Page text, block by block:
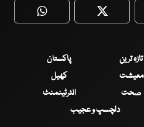
WhatsApp Twitter
تازہ ترین
پاکستان
معیشت
کھیل
صحت
انٹرٹینمنٹ
دلچسپ و عجیب